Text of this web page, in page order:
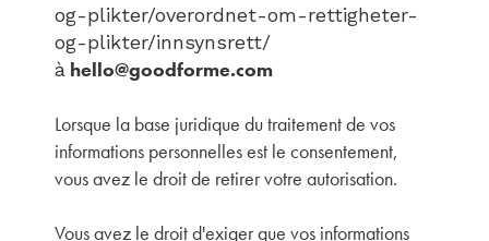
og-plikter/overordnet-om-rettigheter-
og-plikter/innsynsrett/
à hello@goodforme.com
Lorsque la base juridique du traitement de vos
informations personnelles est le consentement,
vous avez le droit de retirer votre autorisation.
Vous avez le droit d'exiger que vos informations